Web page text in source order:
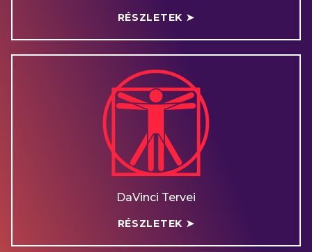
RÉSZLETEK ➤
DaVinci Tervei
RÉSZLETEK ➤